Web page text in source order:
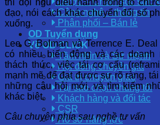
Công nghệ – thông tin
Phân phối – Bán lẻ
OD Tuyển dụng
Về OD CLICK
Tầm nhìn và Sứ mệnh
Hội đồng chuyên gia
Giá trị chuyển giao
Tại sao chọn chúng tôi
Khách hàng và đối tác
CSR
Hồ sơ năng lực
thì đội ngũ điều hành trong tổ
đạo, nói cách khác chuyển đổi số
xuống.
Lee G. Bolman và Terrence E.
có nhiều biến động và các doanh
thách thức, việc tái cơ cấu
mạnh mẽ để đạt được sự rõ ràng,
những câu hỏi mới, và tìm kiếm
khác biệt.
Câu chuyện phía sau nghề tư vấn